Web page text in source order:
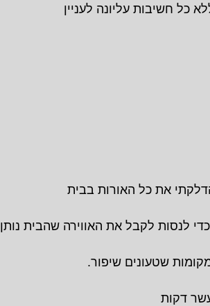
כל חשיבות עליונה לעניין
את כל האורות בבית
לנסות לקבל את האווירה שהבית נותן
שטעונים שיפור.
דקות